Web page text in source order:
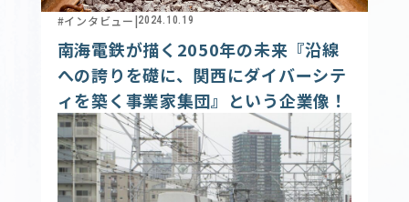
#インタビュー|2024.10.19
南海電鉄が描く2050年の未来『沿線
への誇りを礎に、関西にダイバーシテ
ィを築く事業家集団』という企業像！